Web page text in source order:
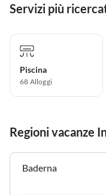
Servizi più
Piscina
68 Alloggi
Regioni vacanze
Baderna